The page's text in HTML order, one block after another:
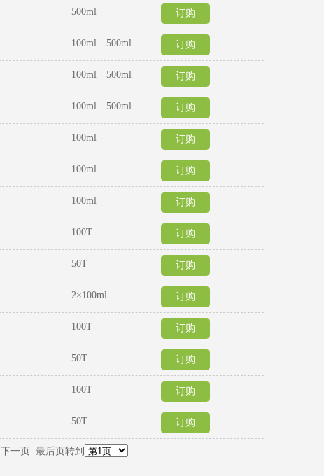
500ml 订购
100ml 500ml 订购
100ml 500ml 订购
100ml 500ml 订购
100ml 订购
100ml 订购
100ml 订购
100T 订购
50T 订购
2×100ml 订购
100T 订购
50T 订购
100T 订购
50T 订购
下一页 最后页 转到